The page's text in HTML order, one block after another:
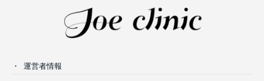
運営者情報